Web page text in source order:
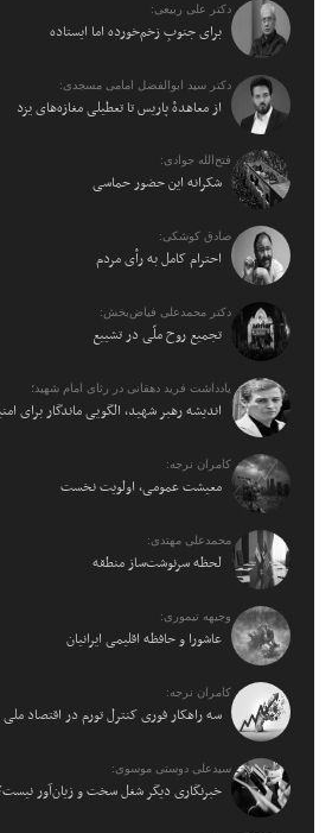
دکتر علی ربیعی:
برای جنوبِ زخم‌خورده اما ایستاده
دکتر سید ابوالفضل امامی مسجدی:
از معاهدهٔ پاریس تا تعطیلی مغازه‌های یزد
فتح‌الله جوادی:
شکرانه این حضور حماسی
صادق کوشکی:
احترام کامل به رأی مردم
دکتر محمدعلی فیاض‌بخش:
تجمیع روح ملّی در تشییع
یادداشت فرید دهقانی در رثای امام شهید؛
اندیشه رهبر شهید، الگویی ماندگار برای
کامران نرجه:
معیشت عمومی، اولویت نخست
محمدعلی مهتدی:
لحظه سرنوشت‌ساز منطقه
وجیهه تیموری:
عاشورا و حافظه اقلیمی ایرانیان
کامران نرجه:
سه راهکار فوری کنترل تورم در اقتصاد ملی
سیدعلی دوستی موسوی:
خبرنگاری دیگر شغل سخت و زیان‌آور